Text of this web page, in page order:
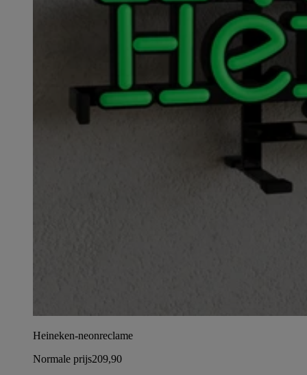
Heineken-neonreclame
Normale prijs209,90